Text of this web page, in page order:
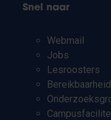
Snel naar
Webmail
Jobs
Lesroosters
Bereikbaarheid